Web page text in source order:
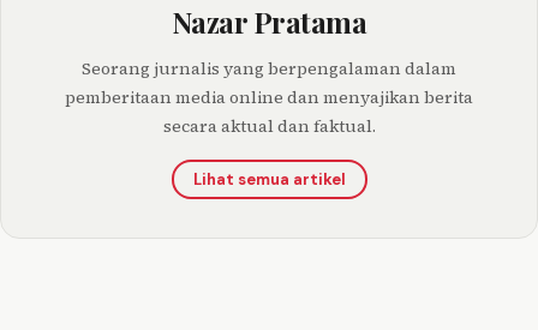
Nazar Pratama
Seorang jurnalis yang berpengalaman dalam
pemberitaan media online dan menyajikan berita
secara aktual dan faktual.
Lihat semua artikel